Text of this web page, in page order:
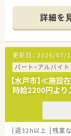
も特に多く
詳細を
更新日： 2026/07/
パート・アルバイト
【水戸市】≪施
時給2200円より
週32h以上 残業